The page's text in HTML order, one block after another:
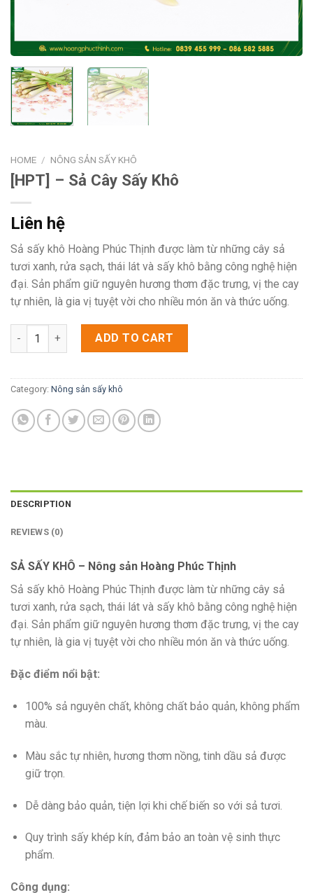
HOME / NÔNG SẢN SẤY KHÔ
[HPT] – Sả Cây Sấy Khô
Liên hệ
Sả sấy khô Hoàng Phúc Thịnh được làm từ những cây sả
tươi xanh, rửa sạch, thái lát và sấy khô bằng công nghệ hiện
đại. Sản phẩm giữ nguyên hương thơm đặc trưng, vị the cay
tự nhiên, là gia vị tuyệt vời cho nhiều món ăn và thức uống.
[HPT] - Sả Cây Sấy Khô quantity
ADD TO CART
Category: Nông sản sấy khô
DESCRIPTION
REVIEWS (0)
SẢ SẤY KHÔ – Nông sản Hoàng Phúc Thịnh
Sả sấy khô Hoàng Phúc Thịnh được làm từ những cây sả
tươi xanh, rửa sạch, thái lát và sấy khô bằng công nghệ hiện
đại. Sản phẩm giữ nguyên hương thơm đặc trưng, vị the cay
tự nhiên, là gia vị tuyệt vời cho nhiều món ăn và thức uống.
Đặc điểm nổi bật:
100% sả nguyên chất, không chất bảo quản, không phẩm
màu.
Màu sắc tự nhiên, hương thơm nồng, tinh dầu sả được
giữ trọn.
Dễ dàng bảo quản, tiện lợi khi chế biến so với sả tươi.
Quy trình sấy khép kín, đảm bảo an toàn vệ sinh thực
phẩm.
Công dụng: